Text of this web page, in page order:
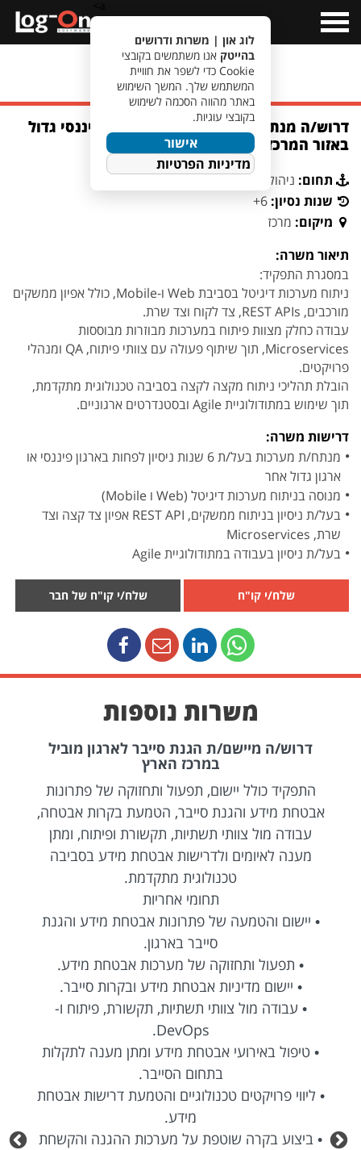
Menu
מעבר לחיפוש משרות
דרוש/ה מנתח/ת מערכות דיגיטל לגוף פיננסי גדול
באזור המרכז
תחום: ניהול פרויקטים וניתוח מערכות
שנות נסיון: 6+
מיקום: מרכז
תיאור משרה:
במסגרת התפקיד:
ניתוח מערכות דיגיטל בסביבת Web ו-Mobile, כולל אפיון ממשקים
מורכבים, REST APIs, צד לקוח וצד שרת.
עבודה כחלק מצוות פיתוח במערכות מבוזרות מבוססות
Microservices, תוך שיתוף פעולה עם צוותי פיתוח, QA ומנהלי
פרויקטים.
הובלת תהליכי ניתוח מקצה לקצה בסביבה טכנולוגית מתקדמת,
תוך שימוש במתודולוגיית Agile ובסטנדרטים ארגוניים.
דרישות משרה:
מנתח/ת מערכות בעל/ת 6 שנות ניסיון לפחות בארגון פיננסי או
ארגון גדול אחר
מנוסה בניתוח מערכות דיגיטל (Web ו Mobile)
בעל/ת ניסיון בניתוח ממשקים, REST API אפיון צד קצה וצד
שרת, Microservices
בעל/ת ניסיון בעבודה במתודולוגיית Agile
שלח/י קו"ח שלח/י קו"ח של חבר
משרות נוספות
דרוש/ה מיישם/ת הגנת סייבר לארגון מוביל
במרכז הארץ
התפקיד כולל יישום, תפעול ותחזוקה של פתרונות
אבטחת מידע והגנת סייבר, הטמעת בקרות אבטחה,
עבודה מול צוותי תשתיות, תקשורת ופיתוח, ומתן
מענה לאיומים ולדרישות אבטחת מידע בסביבה
טכנולוגית מתקדמת.
תחומי אחריות
• יישום והטמעה של פתרונות אבטחת מידע והגנת
סייבר בארגון.
• תפעול ותחזוקה של מערכות אבטחת מידע.
• יישום מדיניות אבטחת מידע ובקרות סייבר.
• עבודה מול צוותי תשתיות, תקשורת, פיתוח ו-
DevOps.
• טיפול באירועי אבטחת מידע ומתן מענה לתקלות
בתחום הסייבר.
• ליווי פרויקטים טכנולוגיים והטמעת דרישות אבטחת
מידע.
• ביצוע בקרה שוטפת על מערכות ההגנה והקשחת
לוג און | משרות ודרושים
בהייטק אנו משתמשים בקובצי
Cookie כדי לשפר את חוויית
המשתמש שלך. המשך השימוש
באתר מהווה הסכמה לשימוש
בקובצי עוגיות.
אישור
מדיניות הפרטיות